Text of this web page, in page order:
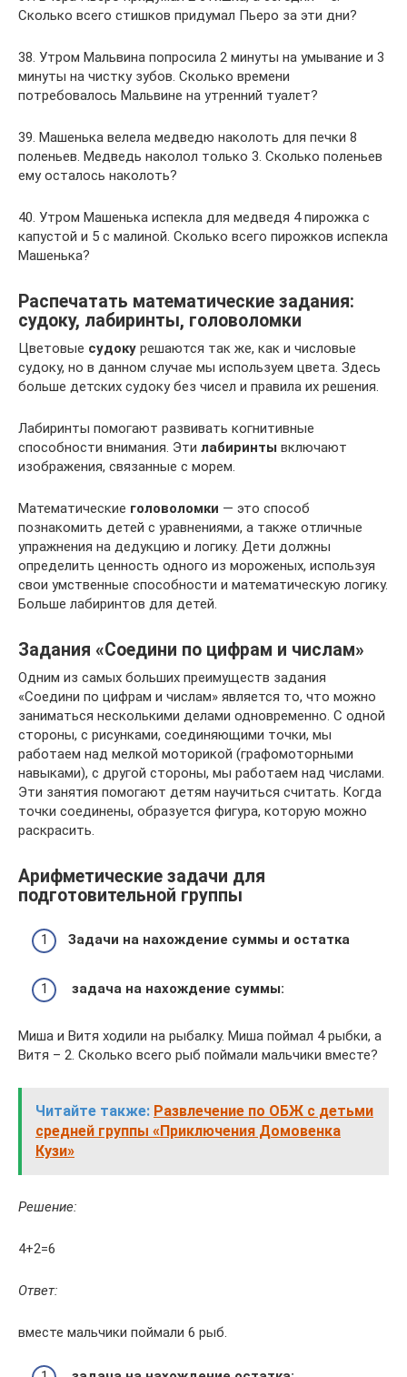
Сколько всего стишков придумал Пьеро за эти дни?
38. Утром Мальвина попросила 2 минуты на умывание и 3
минуты на чистку зубов. Сколько времени
потребовалось Мальвине на утренний туалет?
39. Машенька велела медведю наколоть для печки 8
поленьев. Медведь наколол только 3. Сколько поленьев
ему осталось наколоть?
40. Утром Машенька испекла для медведя 4 пирожка с
капустой и 5 с малиной. Сколько всего пирожков испекла
Машенька?
Распечатать математические задания:
судоку, лабиринты, головоломки
Цветовые судоку решаются так же, как и числовые
судоку, но в данном случае мы используем цвета. Здесь
больше детских судоку без чисел и правила их решения.
Лабиринты помогают развивать когнитивные
способности внимания. Эти лабиринты включают
изображения, связанные с морем.
Математические головоломки — это способ
познакомить детей с уравнениями, а также отличные
упражнения на дедукцию и логику. Дети должны
определить ценность одного из мороженых, используя
свои умственные способности и математическую логику.
Больше лабиринтов для детей.
Задания «Соедини по цифрам и числам»
Одним из самых больших преимуществ задания
«Соедини по цифрам и числам» является то, что можно
заниматься несколькими делами одновременно. С одной
стороны, с рисунками, соединяющими точки, мы
работаем над мелкой моторикой (графомоторными
навыками), с другой стороны, мы работаем над числами.
Эти занятия помогают детям научиться считать. Когда
точки соединены, образуется фигура, которую можно
раскрасить.
Арифметические задачи для
подготовительной группы
Задачи на нахождение суммы и остатка
задача на нахождение суммы:
Миша и Витя ходили на рыбалку. Миша поймал 4 рыбки, а
Витя – 2. Сколько всего рыб поймали мальчики вместе?
Читайте также: Развлечение по ОБЖ с детьми
средней группы «Приключения Домовенка
Кузи»
Решение:
4+2=6
Ответ:
вместе мальчики поймали 6 рыб.